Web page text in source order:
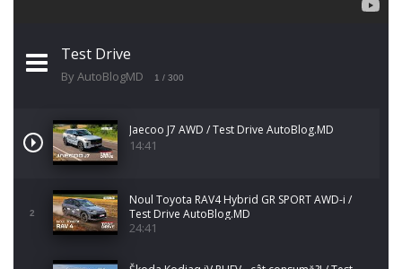
Test Drive
By AutoBlogMD 1 / 300
Jaecoo J7 AWD / Test Drive AutoBlog.MD
14:41
2
Noul Toyota RAV4 Hybrid GR SPORT AWD-i /
Test Drive AutoBlog.MD
24:41